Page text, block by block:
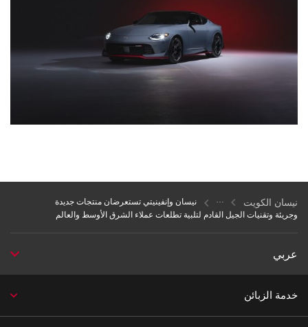
نيسان الكويت
نيسان وإنفينيتي تستعرضان منتجات جديدة
وجريئة وتقنيات الجيل القادم لتلبية تطلعات عملاء الشرق الأوسط والعالم
عربي
G
خدمة الزبائن